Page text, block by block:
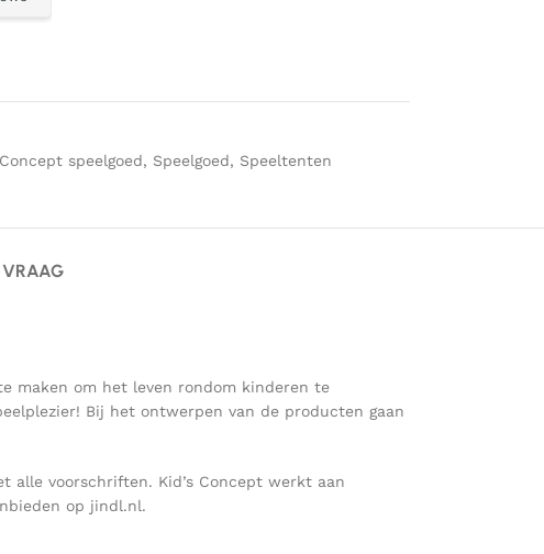
speelgoed, Speelgoed, Speeltenten
VRAAG
maken om het leven rondom kinderen te
Bij het ontwerpen van de producten gaan
alle voorschriften. Kid’s Concept werkt aan
op jindl.nl.